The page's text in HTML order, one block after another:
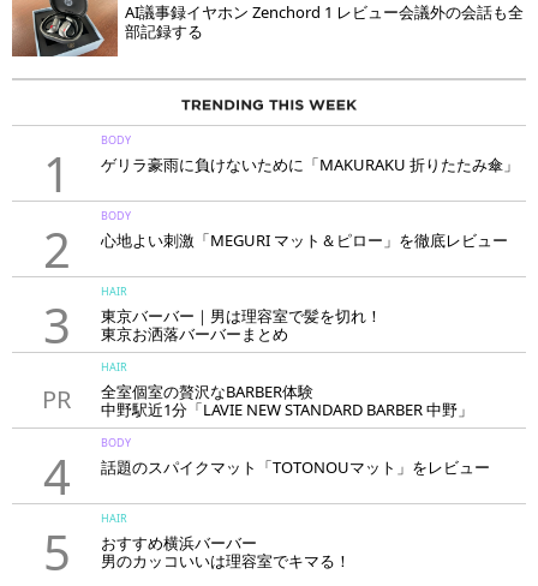
AI議事録イヤホン Zenchord 1 レビュー会議外の会話も全
部記録する
1
BODY
ゲリラ豪雨に負けないために「MAKURAKU 折りたたみ傘」
2
BODY
心地よい刺激「MEGURI マット＆ピロー」を徹底レビュー
3
HAIR
東京バーバー｜男は理容室で髪を切れ！
東京お洒落バーバーまとめ
PR
HAIR
全室個室の贅沢なBARBER体験
中野駅近1分「LAVIE NEW STANDARD BARBER 中野」
4
BODY
話題のスパイクマット「TOTONOUマット」をレビュー
5
HAIR
おすすめ横浜バーバー
男のカッコいいは理容室でキマる！